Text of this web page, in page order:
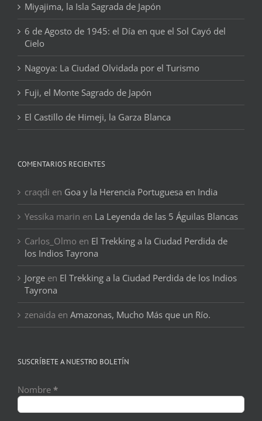
Miyajima, la Isla Sagrada de Japón
6 de Agosto de 1945: el Día en que el Sol Cayó del
Cielo
Nagoya: La Ciudad Olvidada por el Turismo
Fuji, el Monte Sagrado de Japón
El Castillo de Himeji, la Garza Blanca
COMENTARIOS RECIENTES
craqdi en Goa y la Herencia Portuguesa en India
Yessika marin en La Leyenda de las 5 Águilas Blancas
Carlos_Olmo en El Trekking a la Ciudad Perdida de
los Indios Tayrona
Jorge en El Trekking a la Ciudad Perdida de los Indios
Tayrona
zenaida en Amazonas, Mucho Más que un Río.
SUSCRÍBETE A NUESTRO BOLETÍN
Nombre *